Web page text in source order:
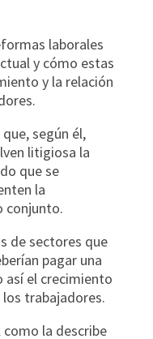
laborales
y cómo estas
y la relación
según él,
litigiosa la
que se
la
conjunto.
de sectores que
pagar una
así el crecimiento
trabajadores.
la describe